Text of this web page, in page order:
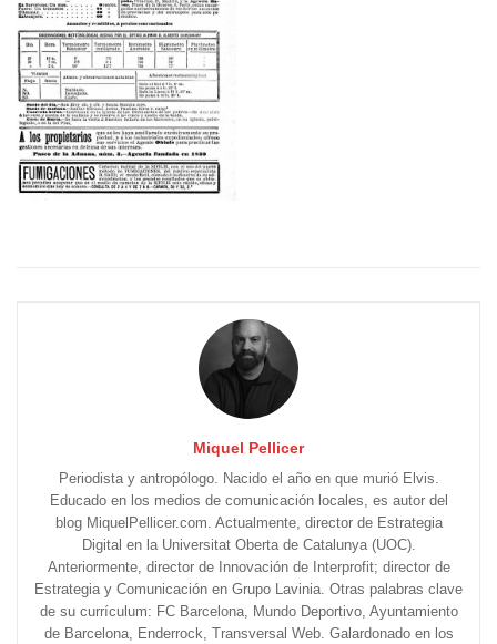
Miquel Pellicer
Periodista y antropólogo. Nacido el año en que murió Elvis.
Educado en los medios de comunicación locales, es autor del
blog MiquelPellicer.com. Actualmente, director de Estrategia
Digital en la Universitat Oberta de Catalunya (UOC).
Anteriormente, director de Innovación de Interprofit; director de
Estrategia y Comunicación en Grupo Lavinia. Otras palabras clave
de su currículum: FC Barcelona, Mundo Deportivo, Ayuntamiento
de Barcelona, Enderrock, Transversal Web. Galardonado en los